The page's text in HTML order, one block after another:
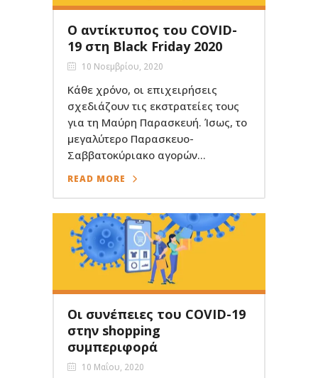
Ο αντίκτυπος του COVID-
19 στη Black Friday 2020
10 Νοεμβρίου, 2020
Κάθε χρόνο, οι επιχειρήσεις
σχεδιάζουν τις εκστρατείες τους
για τη Μαύρη Παρασκευή. Ίσως, το
μεγαλύτερο Παρασκευο-
Σαββατοκύριακο αγορών...
READ MORE
Οι συνέπειες του COVID-19
στην shopping
συμπεριφορά
10 Μαΐου, 2020